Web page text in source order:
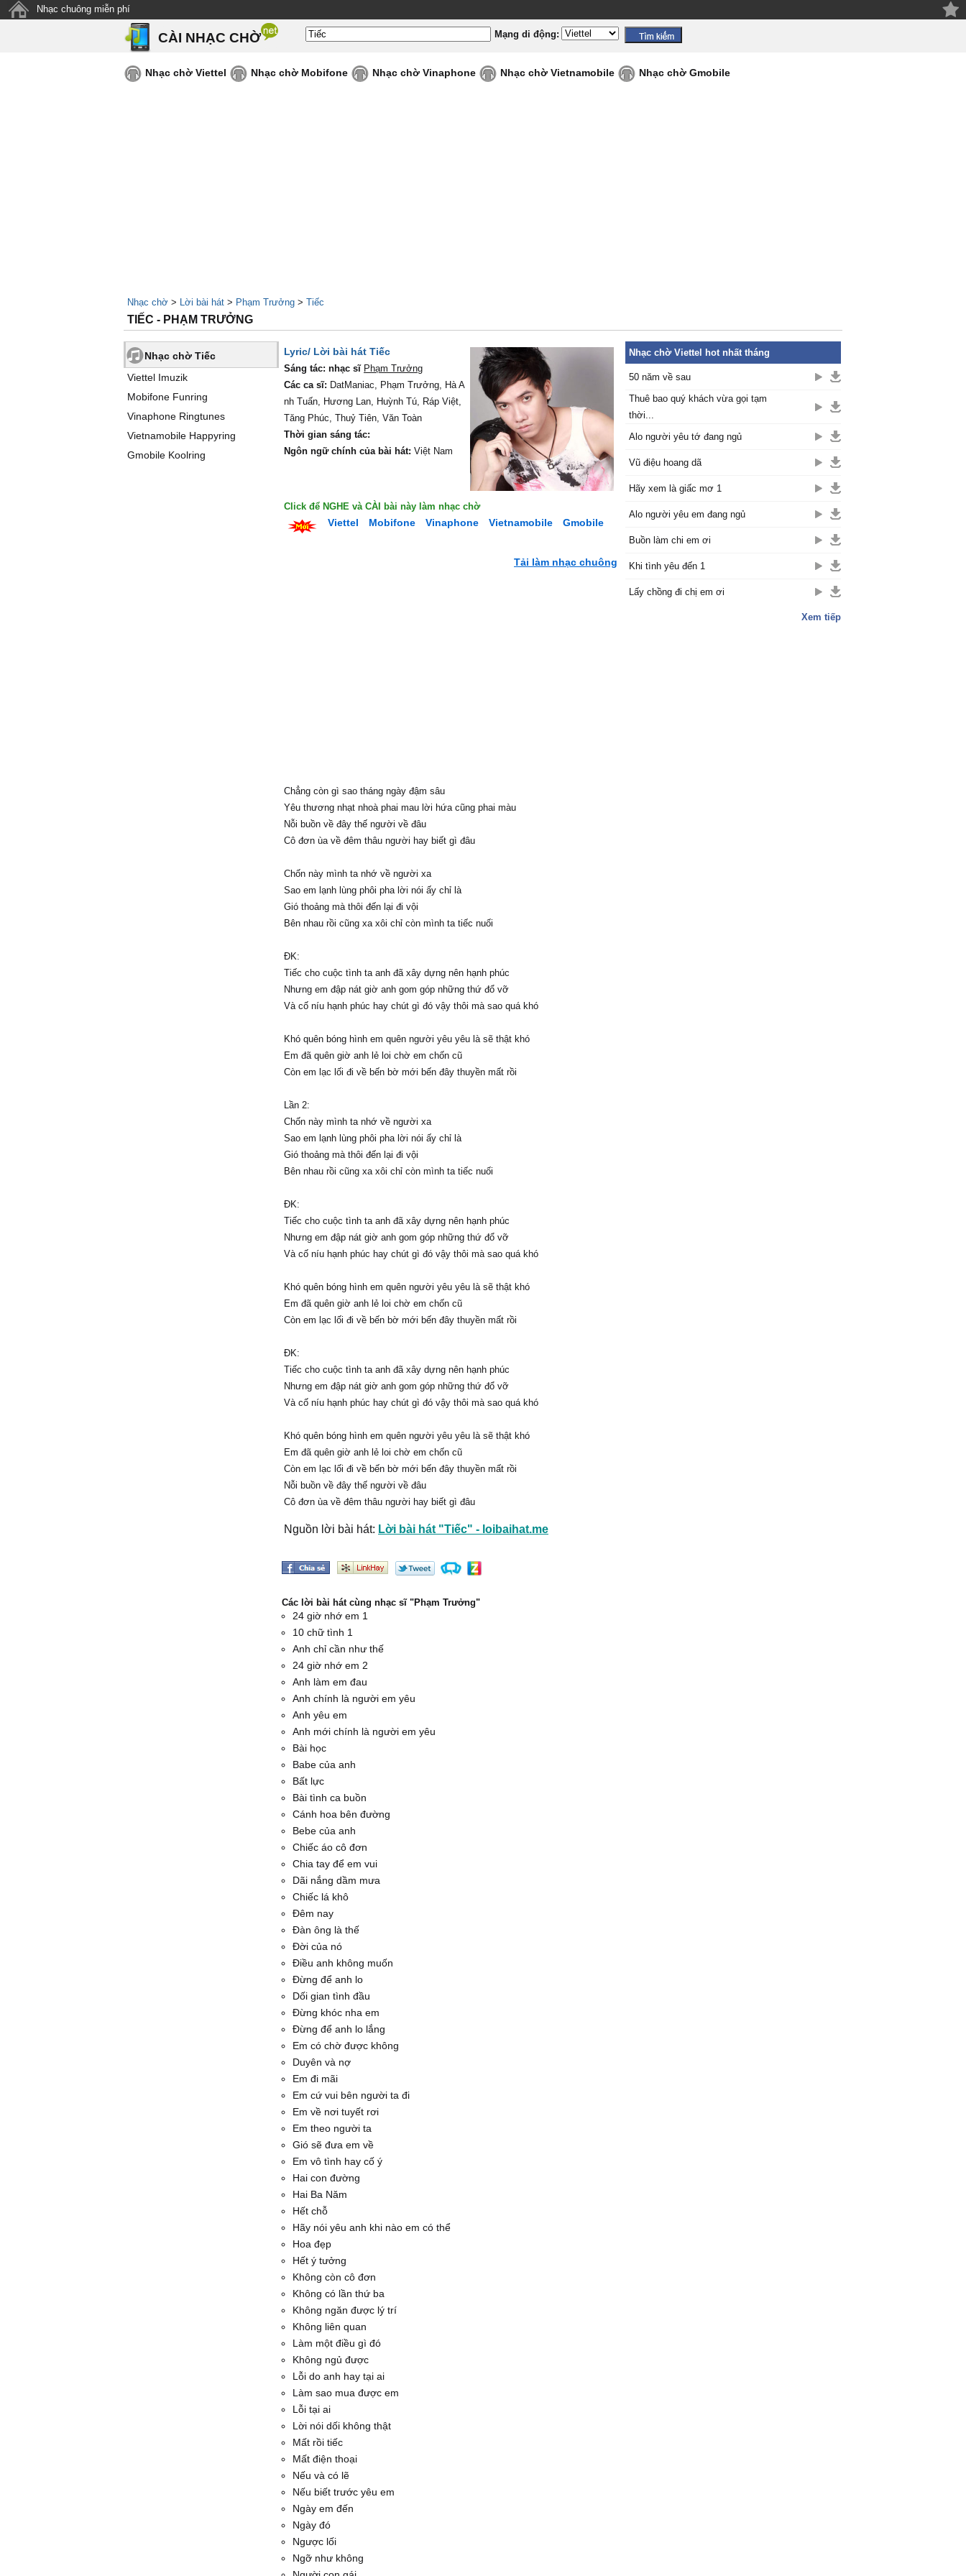
Nhạc chuông miễn phí
CÀI NHẠC CHỜ Mạng di động:
Nhạc chờ Viettel Nhạc chờ Mobifone Nhạc chờ Vinaphone Nhạc chờ Vietnamobile Nhạc chờ Gmobile
Nhạc chờ > Lời bài hát > Phạm Trưởng > Tiếc
TIẾC - PHẠM TRƯỞNG
Nhạc chờ Tiếc
Viettel Imuzik
Mobifone Funring
Vinaphone Ringtunes
Vietnamobile Happyring
Gmobile Koolring
Lyric/ Lời bài hát Tiếc
Sáng tác: nhạc sĩ Phạm Trưởng
Các ca sĩ: DatManiac, Phạm Trưởng, Hà A
nh Tuấn, Hương Lan, Huỳnh Tú, Ráp Việt,
Tăng Phúc, Thuỷ Tiên, Văn Toàn
Thời gian sáng tác:
Ngôn ngữ chính của bài hát: Việt Nam
Click để NGHE và CÀI bài này làm nhạc chờ
Viettel Mobifone Vinaphone Vietnamobile Gmobile
Tải làm nhạc chuông
Chẳng còn gì sao tháng ngày đậm sâu
Yêu thương nhạt nhoà phai mau lời hứa cũng phai màu
Nỗi buồn về đây thế người về đâu
Cô đơn ùa về đêm thâu người hay biết gì đâu
Chốn này mình ta nhớ về người xa
Sao em lạnh lùng phôi pha lời nói ấy chỉ là
Gió thoảng mà thôi đến lại đi vội
Bên nhau rồi cũng xa xôi chỉ còn mình ta tiếc nuối
ĐK:
Tiếc cho cuộc tình ta anh đã xây dựng nên hạnh phúc
Nhưng em đập nát giờ anh gom góp những thứ đổ vỡ
Và cố níu hạnh phúc hay chút gì đó vậy thôi mà sao quá khó
Khó quên bóng hình em quên người yêu yêu là sẽ thật khó
Em đã quên giờ anh lẻ loi chờ em chốn cũ
Còn em lạc lối đi về bến bờ mới bến đây thuyền mất rồi
Lần 2:
Chốn này mình ta nhớ về người xa
Sao em lạnh lùng phôi pha lời nói ấy chỉ là
Gió thoảng mà thôi đến lại đi vội
Bên nhau rồi cũng xa xôi chỉ còn mình ta tiếc nuối
ĐK:
Tiếc cho cuộc tình ta anh đã xây dựng nên hạnh phúc
Nhưng em đập nát giờ anh gom góp những thứ đổ vỡ
Và cố níu hạnh phúc hay chút gì đó vậy thôi mà sao quá khó
Khó quên bóng hình em quên người yêu yêu là sẽ thật khó
Em đã quên giờ anh lẻ loi chờ em chốn cũ
Còn em lạc lối đi về bến bờ mới bến đây thuyền mất rồi
ĐK:
Tiếc cho cuộc tình ta anh đã xây dựng nên hạnh phúc
Nhưng em đập nát giờ anh gom góp những thứ đổ vỡ
Và cố níu hạnh phúc hay chút gì đó vậy thôi mà sao quá khó
Khó quên bóng hình em quên người yêu yêu là sẽ thật khó
Em đã quên giờ anh lẻ loi chờ em chốn cũ
Còn em lạc lối đi về bến bờ mới bến đây thuyền mất rồi
Nỗi buồn về đây thế người về đâu
Cô đơn ùa về đêm thâu người hay biết gì đâu
Nguồn lời bài hát: Lời bài hát "Tiếc" - loibaihat.me
Các lời bài hát cùng nhạc sĩ "Phạm Trưởng"
24 giờ nhớ em 1
10 chữ tình 1
Anh chỉ cần như thế
24 giờ nhớ em 2
Anh làm em đau
Anh chính là người em yêu
Anh yêu em
Anh mới chính là người em yêu
Bài học
Babe của anh
Bất lực
Bài tình ca buồn
Cánh hoa bên đường
Bebe của anh
Chiếc áo cô đơn
Chia tay để em vui
Dãi nắng dầm mưa
Chiếc lá khô
Đêm nay
Đàn ông là thế
Đời của nó
Điều anh không muốn
Đừng để anh lo
Dối gian tình đầu
Đừng khóc nha em
Đừng để anh lo lắng
Em có chờ được không
Duyên và nợ
Em đi mãi
Em cứ vui bên người ta đi
Em về nơi tuyết rơi
Em theo người ta
Gió sẽ đưa em về
Em vô tình hay cố ý
Hai con đường
Hai Ba Năm
Hết chỗ
Hãy nói yêu anh khi nào em có thể
Hoa đẹp
Hết ý tưởng
Không còn cô đơn
Không có lần thứ ba
Không ngăn được lý trí
Không liên quan
Làm một điều gì đó
Không ngủ được
Lỗi do anh hay tại ai
Làm sao mua được em
Lỗi tại ai
Lời nói dối không thật
Mất rồi tiếc
Mất điện thoại
Nếu và có lẽ
Nếu biết trước yêu em
Ngày em đến
Ngày đó
Ngược lối
Ngỡ như không
Nhạc chờ Viettel hot nhất tháng
50 năm về sau
Thuê bao quý khách vừa gọi tạm
thời...
Alo người yêu tớ đang ngủ
Vũ điệu hoang dã
Hãy xem là giấc mơ 1
Alo người yêu em đang ngủ
Buồn làm chi em ơi
Khi tình yêu đến 1
Lấy chồng đi chị em ơi
Xem tiếp